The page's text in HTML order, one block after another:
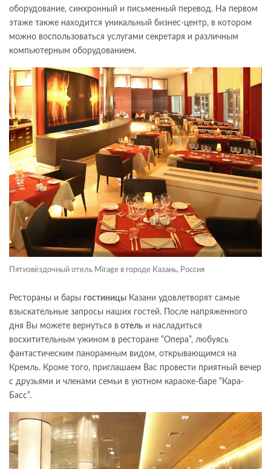
оборудование, синхронный и письменный перевод. На первом
этаже также находится уникальный бизнес-центр, в котором
можно воспользоваться услугами секретаря и различным
компьютерным оборудованием.
Пятизвёздочный отель Mirage в городе Казань, Россия
Рестораны и бары гостиницы Казани удовлетворят самые
взыскательные запросы наших гостей. После напряженного
дня Вы можете вернуться в отель и насладиться
восхитительным ужином в ресторане “Опера”, любуясь
фантастическим панорамным видом, открывающимся на
Кремль. Кроме того, приглашаем Вас провести приятный вечер
с друзьями и членами семьи в уютном караоке-баре “Кара-
Басс”.